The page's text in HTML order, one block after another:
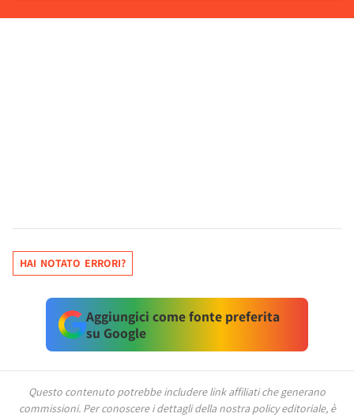
HAI NOTATO ERRORI?
Aggiungici come fonte preferita
su Google
Questo contenuto potrebbe includere link affiliati che generano
commissioni. Per conoscere i dettagli della nostra policy editoriale, è